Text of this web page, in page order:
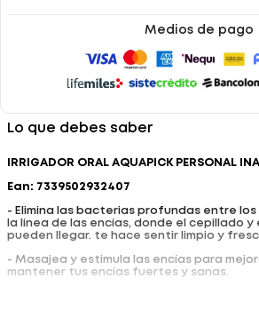
Medios de pago
Lo que debes saber
IRRIGADOR ORAL AQUAPICK PERSONAL
Ean: 7339502932407
- Elimina las bacterias profundas entre
la línea de las encías, donde el cepillado y
pueden llegar. te hace sentir limpio y
- Masajea y estimula las encías para
mantener tus encías fuertes y sanas.